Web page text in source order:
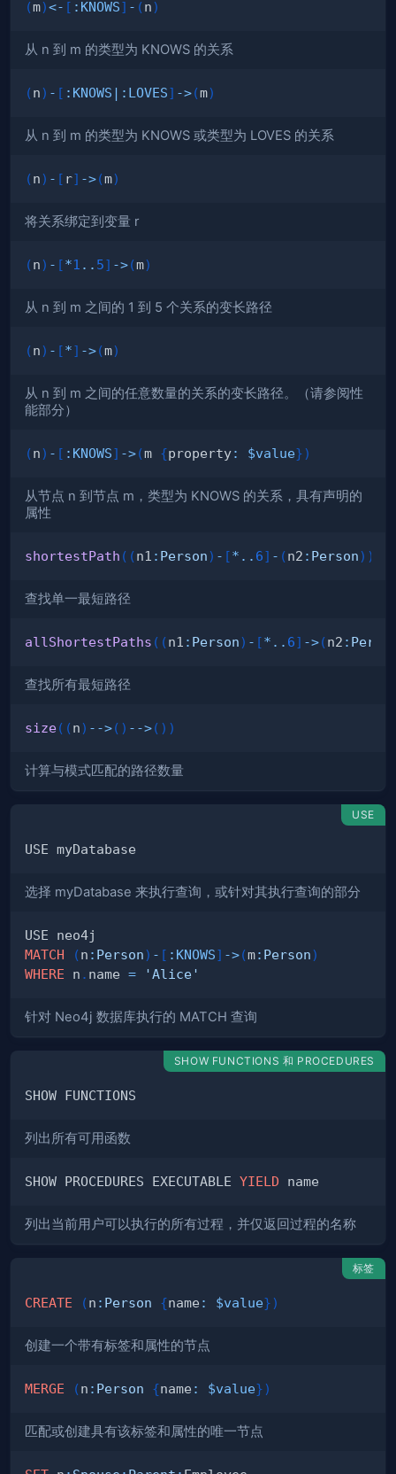
(m)<- [ : KNOWS] - (n)
从 n 到 m 的类型为 KNOWS 的关系
(n) - [ : KNOWS | : LOVES] ->(m)
从 n 到 m 的类型为 KNOWS 或类型为 LOVES 的关系
(n) - [ r] ->(m)
将关系绑定到变量 r
(n) - [*1 .. 5] ->(m)
从 n 到 m 之间的 1 到 5 个关系的变长路径
(n) - [*] ->(m)
从 n 到 m 之间的任意数量的关系的变长路径。（请参阅性
能部分）
(n) - [ : KNOWS] ->(m {property: $value})
从节点 n 到节点 m，类型为 KNOWS 的关系，具有声明的
属性
shortestPath ( (n1 : Person) - [* .. 6] - (n2 : Person) )
查找单一最短路径
allShortestPaths ( (n1 : Person) - [* .. 6] ->(n2 :
查找所有最短路径
size( (n) -->( ) -->( ) )
计算与模式匹配的路径数量
USE
选择 myDatabase 来执行查询，或针对其执行查询的部分
MATCH
(n : Person) - [ : KNOWS] ->(m: Person)
WHERE n . name = 'Alice'
针对 Neo4j 数据库执行的 MATCH 查询
SHOW FUNCTIONS 和 PROCEDURES
列出所有可用函数
SHOW PROCEDURES EXECUTABLE YIELD
列出当前用户可以执行的所有过程，并仅返回过程的名称
标签
CREATE (n : Person {name : $value})
创建一个带有标签和属性的节点
MERGE (n : Person {name : $value})
匹配或创建具有该标签和属性的唯一节点